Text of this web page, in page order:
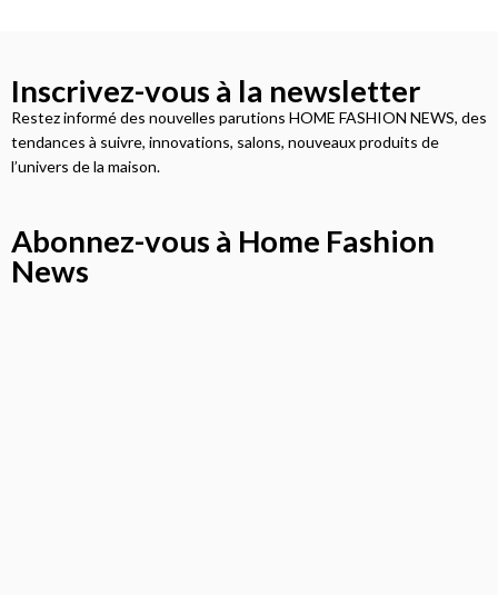
Inscrivez-vous à la newsletter
Restez informé des nouvelles parutions HOME FASHION NEWS, des
tendances à suivre, innovations, salons, nouveaux produits de
l’univers de la maison.
Abonnez-vous à Home Fashion
News